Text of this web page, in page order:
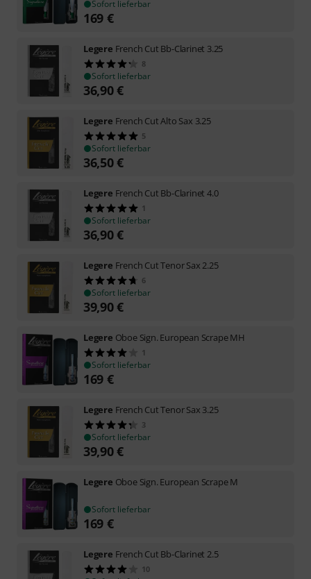
Sofort lieferbar
169 €
Legere French Cut Bb-Clarinet 3.25
8
Sofort lieferbar
36,90€
Legere French Cut Alto Sax 3.25
5
Sofort lieferbar
36,50€
Legere French Cut Bb-Clarinet 4.0
1
Sofort lieferbar
36,90€
Legere French Cut Tenor Sax 2.25
6
Sofort lieferbar
39,90€
Legere Oboe Sign. European Scrape MH
1
Sofort lieferbar
169 €
Legere French Cut Tenor Sax 3.25
3
Sofort lieferbar
39,90€
Legere Oboe Sign. European Scrape M
Sofort lieferbar
169 €
Legere French Cut Bb-Clarinet 2.5
10